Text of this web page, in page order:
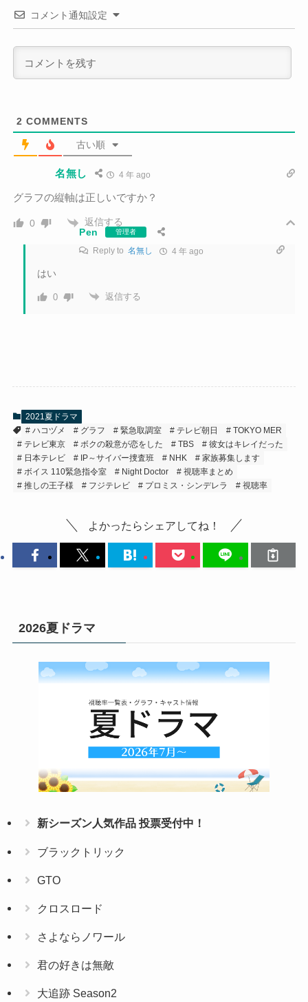
コメント通知設定
2 COMMENTS
古い順
名無し 4 年 ago
グラフの縦軸は正しいですか？
0
返信する
Pen
管理者
Reply to 名無し 4 年 ago
はい
0 返信する
2021夏ドラマ
ハコヅメ
グラフ 緊急取調室 テレビ朝日
TOKYO MER
テレビ東京
ボクの殺意が恋をした TBS
彼女はキレイだった
日本テレビ
IP～サイバー捜査班 NHK
家族募集します
ボイス 110緊急指令室
Night Doctor
視聴率まとめ
推しの王子様
フジテレビ プロミス・シンデレラ 視聴率
よかったらシェアしてね！
2026夏ドラマ
新シーズン人気作品 投票受付中！
ブラックトリック
GTO
クロスロード
さよならノワール
君の好きは無敵
大追跡 Season2